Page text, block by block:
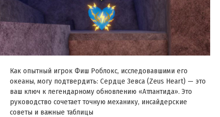
Как опытный игрок Фиш Роблокс, исследовавшими его
океаны, могу подтвердить: Сердце Зевса (Zeus Heart) — это
ваш ключ к легендарному обновлению «Атлантида». Это
руководство сочетает точную механику, инсайдерские
советы и важные таблицы